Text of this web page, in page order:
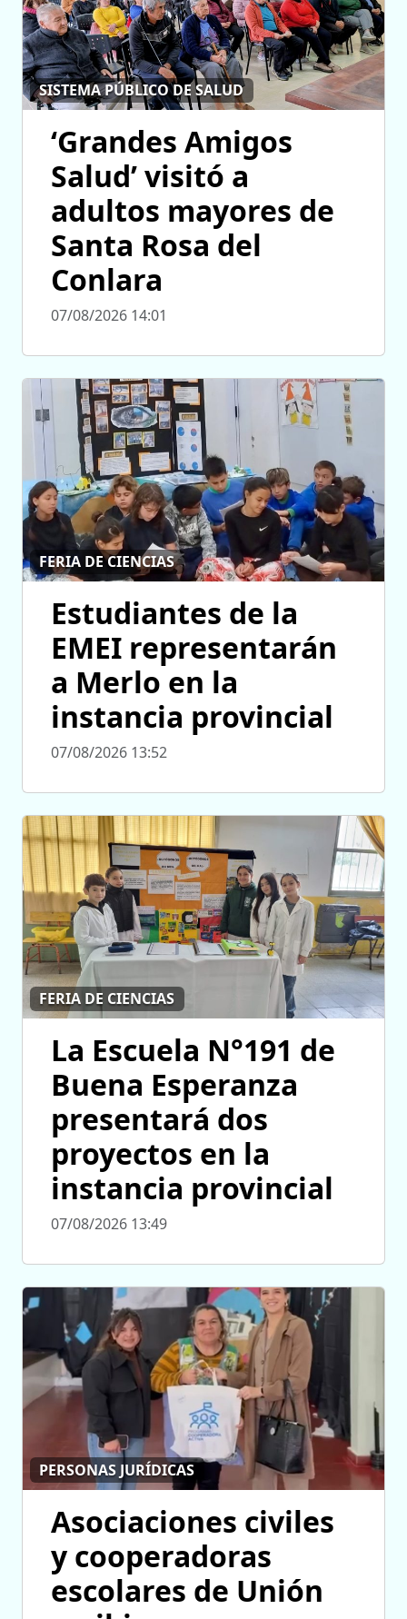
SISTEMA PÚBLICO DE SALUD
‘Grandes Amigos
Salud’ visitó a
adultos mayores de
Santa Rosa del
Conlara
07/08/2026 14:01
FERIA DE CIENCIAS
Estudiantes de la
EMEI representarán
a Merlo en la
instancia provincial
07/08/2026 13:52
FERIA DE CIENCIAS
La Escuela N°191 de
Buena Esperanza
presentará dos
proyectos en la
instancia provincial
07/08/2026 13:49
PERSONAS JURÍDICAS
Asociaciones civiles
y cooperadoras
escolares de Unión